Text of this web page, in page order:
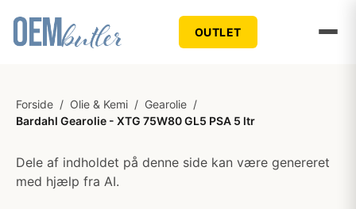
OUTLET
Forside / Olie & Kemi / Gearolie /
Bardahl Gearolie - XTG 75W80 GL5 PSA 5 ltr
Dele af indholdet på denne side kan være genereret
med hjælp fra AI.